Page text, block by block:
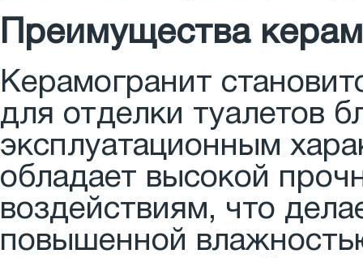
Преимущества
Керамогранит
для отделки туалетов
эксплуатационным
обладает высокой
воздействиям, что
повышенной